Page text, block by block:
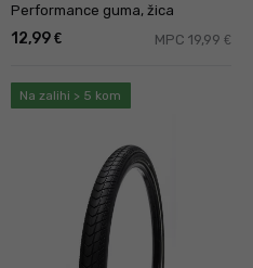
Performance guma, žica
12,99 € MPC 19,99 €
Na zalihi > 5 kom